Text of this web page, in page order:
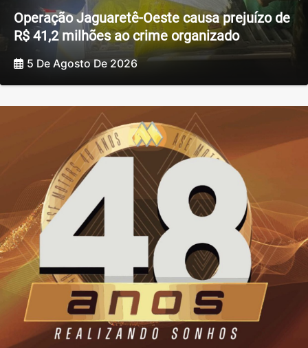
Operação Jaguaretê-Oeste causa prejuízo de
R$ 41,2 milhões ao crime organizado
5 De Agosto De 2026